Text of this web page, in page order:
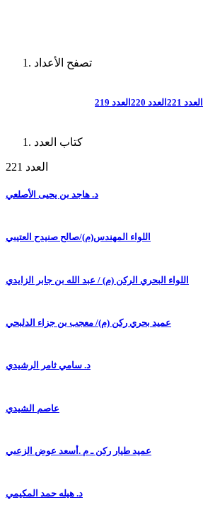
تصفح الأعداد
العدد 221 العدد 220 العدد 219
كتاب العدد
العدد 221
د. هاجد بن يحيى الأصلعي
اللواء المهندس(م)/صالح صنيدح العتيبي
اللواء البحري الركن (م) / عبد الله بن جابر الزايدي
عميد بحري ركن (م)/ معجب بن جزاء الدلبحي
د. سامي ثامر الرشيدي
عاصم الشيدي
عميد طيار ركن ـ م .أسعد عوض الزعبي
د. هيله حمد المكيمي